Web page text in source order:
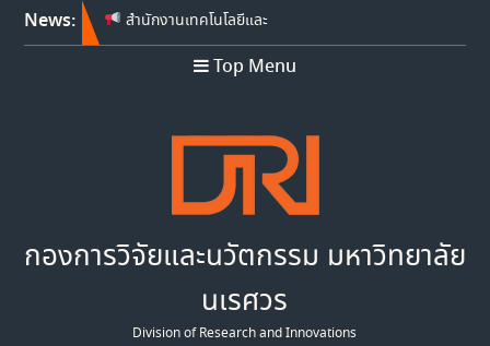
News:
สำนักงานเทคโนโลยีและ
นวัตกรรมด้านชีววิทยาศาสตร์
(องค์การมหาชน) เปิดรับข้อ
Franco-Thai Young Talent
Research Fellowship
สำนักงานเทคโนโลยีและ
(องค์การมหาชน) เปิดรับข้อ
ปีงบประมาณ พ.ศ. 2570
Top Menu
กองการวิจัยและนวัตกรรม มหาวิทยาลัย
นเรศวร
Division of Research and Innovations